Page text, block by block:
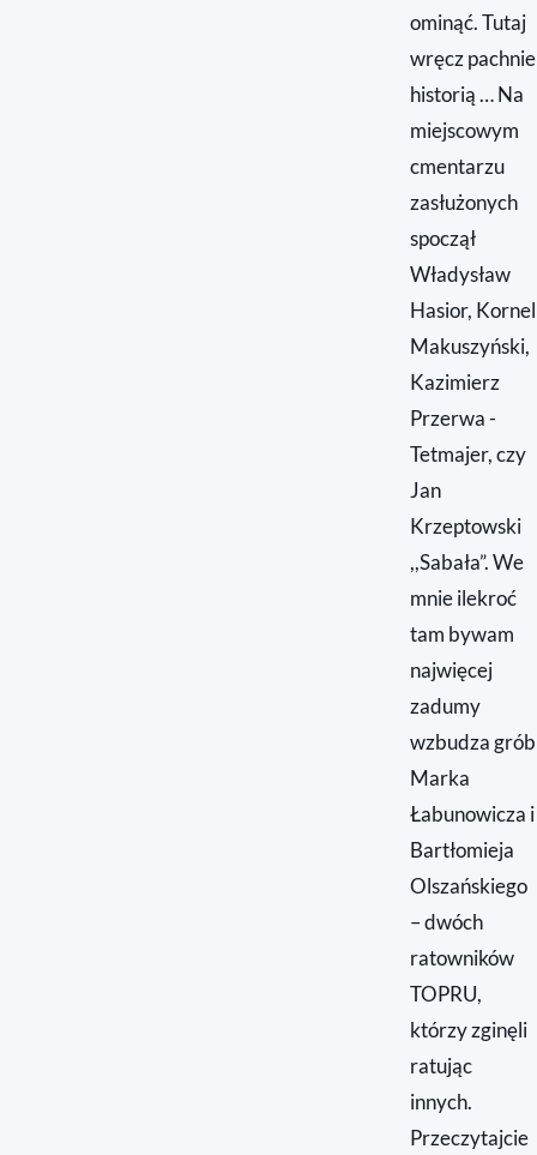
ominąć. Tutaj
wręcz pachnie
historią … Na
miejscowym
cmentarzu
zasłużonych
spoczął
Władysław
Hasior, Kornel
Makuszyński,
Kazimierz
Przerwa -
Tetmajer, czy
Jan
Krzeptowski
,,Sabała”. We
mnie ilekroć
tam bywam
najwięcej
zadumy
wzbudza grób
Marka
Łabunowicza i
Bartłomieja
Olszańskiego
– dwóch
ratowników
TOPRU,
którzy zginęli
ratując
innych.
Przeczytajcie